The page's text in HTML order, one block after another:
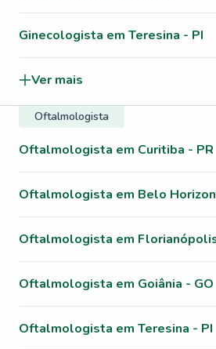
Ginecologista em Teresina - PI
Ver mais
Oftalmologista
Oftalmologista em Curitiba - PR
Oftalmologista em Belo
Oftalmologista em
Oftalmologista em Goiânia - GO
Oftalmologista em Teresina - PI